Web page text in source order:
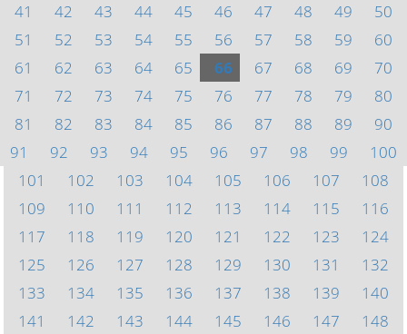
41
42 43 44 45 46 47 48 49
50
51
52 53 54 55 56 57 58 59
60
61
62 63 64 65 66 67 68 69
70
71
72 73 74 75 76 77 78 79
80
81
82 83 84 85 86 87 88 89
90
91
92 93 94 95 96 97 98 99
100
101
102 103 104 105 106 107
108
109
110 111 112 113 114 115
116
117
118 119 120 121 122 123
124
125
126 127 128 129 130 131
132
133
134 135 136 137 138 139
140
141
142 143 144 145 146 147
148